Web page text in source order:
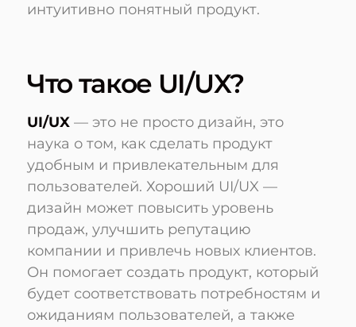
интуитивно понятный продукт.
Что такое UI/UX?
UI/UX — это не просто дизайн, это
наука о том, как сделать продукт
удобным и привлекательным для
пользователей. Хороший UI/UX —
дизайн может повысить уровень
продаж, улучшить репутацию
компании и привлечь новых клиентов.
Он помогает создать продукт, который
будет соответствовать потребностям и
ожиданиям пользователей, а также